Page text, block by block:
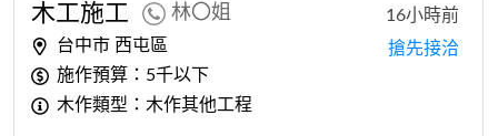
木工施工 林〇姐
台中市 西屯區
施作預算：5千以下
木作類型：木作其他工程
16小時前
搶先接洽